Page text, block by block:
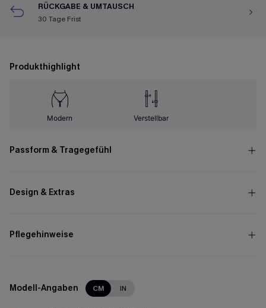
RÜCKGABE & UMTAUSCH
30 Tage Frist
Produkthighlight
Modern Verstellbar
Passform & Tragegefühl
Design & Extras
Pflegehinweise
Modell-Angaben CM IN